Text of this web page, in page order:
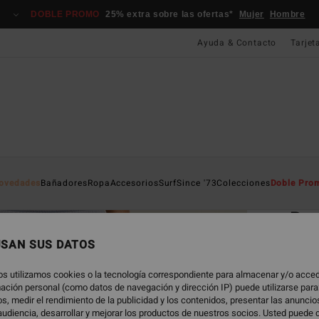
DOBLE PROMO 25% extra sobre las ofertas* Mujer Hombre
Ayuda & Contacto
BañadoresRopaAccesoriosSurfSince '73ColeccionesDoble
ECO-
SUS DATOS
utilizamos cookies o la tecnología correspondiente para almacenar y/o
personal (como datos de navegación y dirección IP) puede utilizarse
medir el rendimiento de la publicidad y los contenidos, presentar las
desarrollar y mejorar los productos de nuestros socios. Usted puede